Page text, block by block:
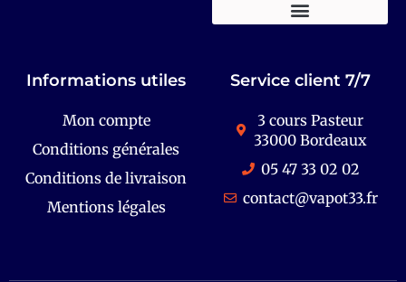
Informations utiles
Mon compte
Conditions générales
Conditions de livraison
Mentions légales
Service client 7/7
3 cours Pasteur
33000 Bordeaux
05 47 33 02 02
contact@vapot33.fr